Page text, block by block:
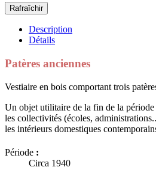
Description
Détails
Patères anciennes
Vestiaire en bois comportant trois
Un objet utilitaire de la fin de la
les collectivités (écoles,
les intérieurs domestiques
Période :
Circa 1940